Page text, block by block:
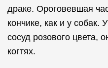
драке. Ороговевшая
кончике, как и у собак.
сосуд розового цвета,
когтях.